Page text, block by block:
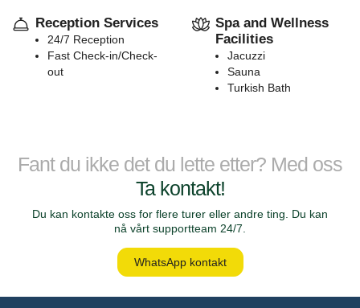
Reception Services
24/7 Reception
Fast Check-in/Check-
out
Spa and Wellness
Facilities
Jacuzzi
Sauna
Turkish Bath
Fant du ikke det du lette etter? Med oss
Ta kontakt!
Du kan kontakte oss for flere turer eller andre ting. Du kan
nå vårt supportteam 24/7.
WhatsApp kontakt